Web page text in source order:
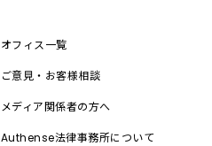
オフィス一覧
ご意見・お客様相談
メディア関係者の方へ
Authense法律事務所について